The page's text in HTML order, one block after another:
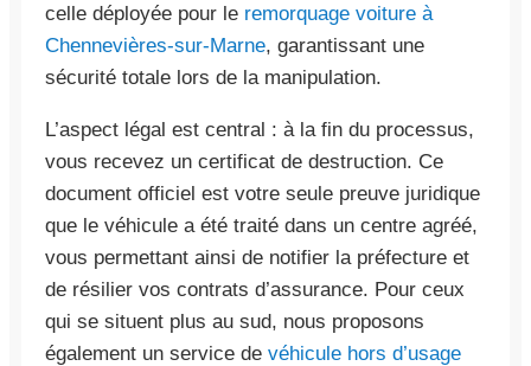
celle déployée pour le remorquage voiture à
Chennevières-sur-Marne, garantissant une
sécurité totale lors de la manipulation.
L’aspect légal est central : à la fin du processus,
vous recevez un certificat de destruction. Ce
document officiel est votre seule preuve juridique
que le véhicule a été traité dans un centre agréé,
vous permettant ainsi de notifier la préfecture et
de résilier vos contrats d’assurance. Pour ceux
qui se situent plus au sud, nous proposons
également un service de véhicule hors d’usage